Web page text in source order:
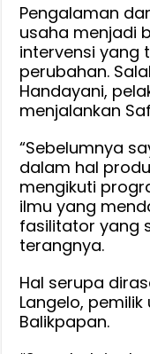
Pengalaman
usaha menjadi
intervensi yang
perubahan.
Handayani,
menjalankan
“Sebelumnya
dalam hal
mengikuti
ilmu yang
fasilitator yang
terangnya.
Hal serupa
Langelo,
Balikpapan.